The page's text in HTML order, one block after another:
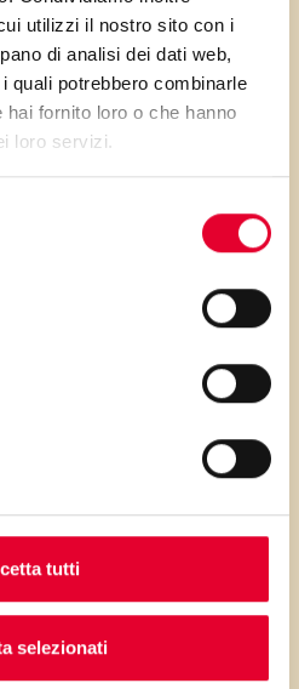
utilizzi il nostro sito con i
di analisi dei dati web,
quali potrebbero combinarle
fornito loro o che hanno
loro servizi.
tutti
selezionati
VARIANTI
in 8 parti